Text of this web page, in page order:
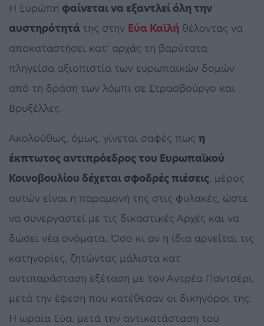
Η Ευρώπη φαίνεται να εξαντλεί όλη την
αυστηρότητάτης στην Εύα Καϊλή θέλοντας να
αποκαταστήσει κατ’ αρχάς τη βαρύτατα
πληγείσα αξιοπιστία των ευρωπαϊκών δομών
από τη δράση των λόμπι σε Στρασβούργο και
Βρυξέλλες.
Ακολούθως, όμως, γίνεται σαφές πως η
έκπτωτος αντιπρόεδρος του Ευρωπαϊκού
Κοινοβουλίου δέχεται σφοδρές πιέσεις, μέρος
αυτών είναι η παραμονή της στις φυλακές, ώστε
να συνεργαστεί με τις δικαστικές Αρχές και να
δώσει νέα ονόματα. Όσο κι αν η ίδια αρνείται τις
κατηγορίες, ζητώντας μάλιστα κατ’
αντιπαράσταση εξέταση με τον Αντρέα Παντσέρι,
μετά την έφεση που κατέθεσαν οι δικηγόροι της.
H ωραία Εύα, μετά την αντικατάσταση του